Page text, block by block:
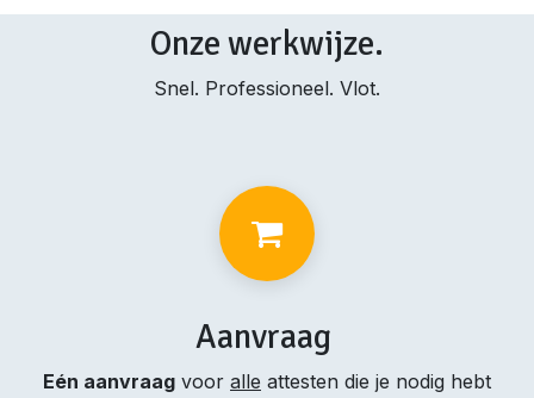
Onze werkwijze.
Snel. Professioneel. Vlot.
Aanvraag
Eén aanvraag voor alle attesten die je nodig hebt